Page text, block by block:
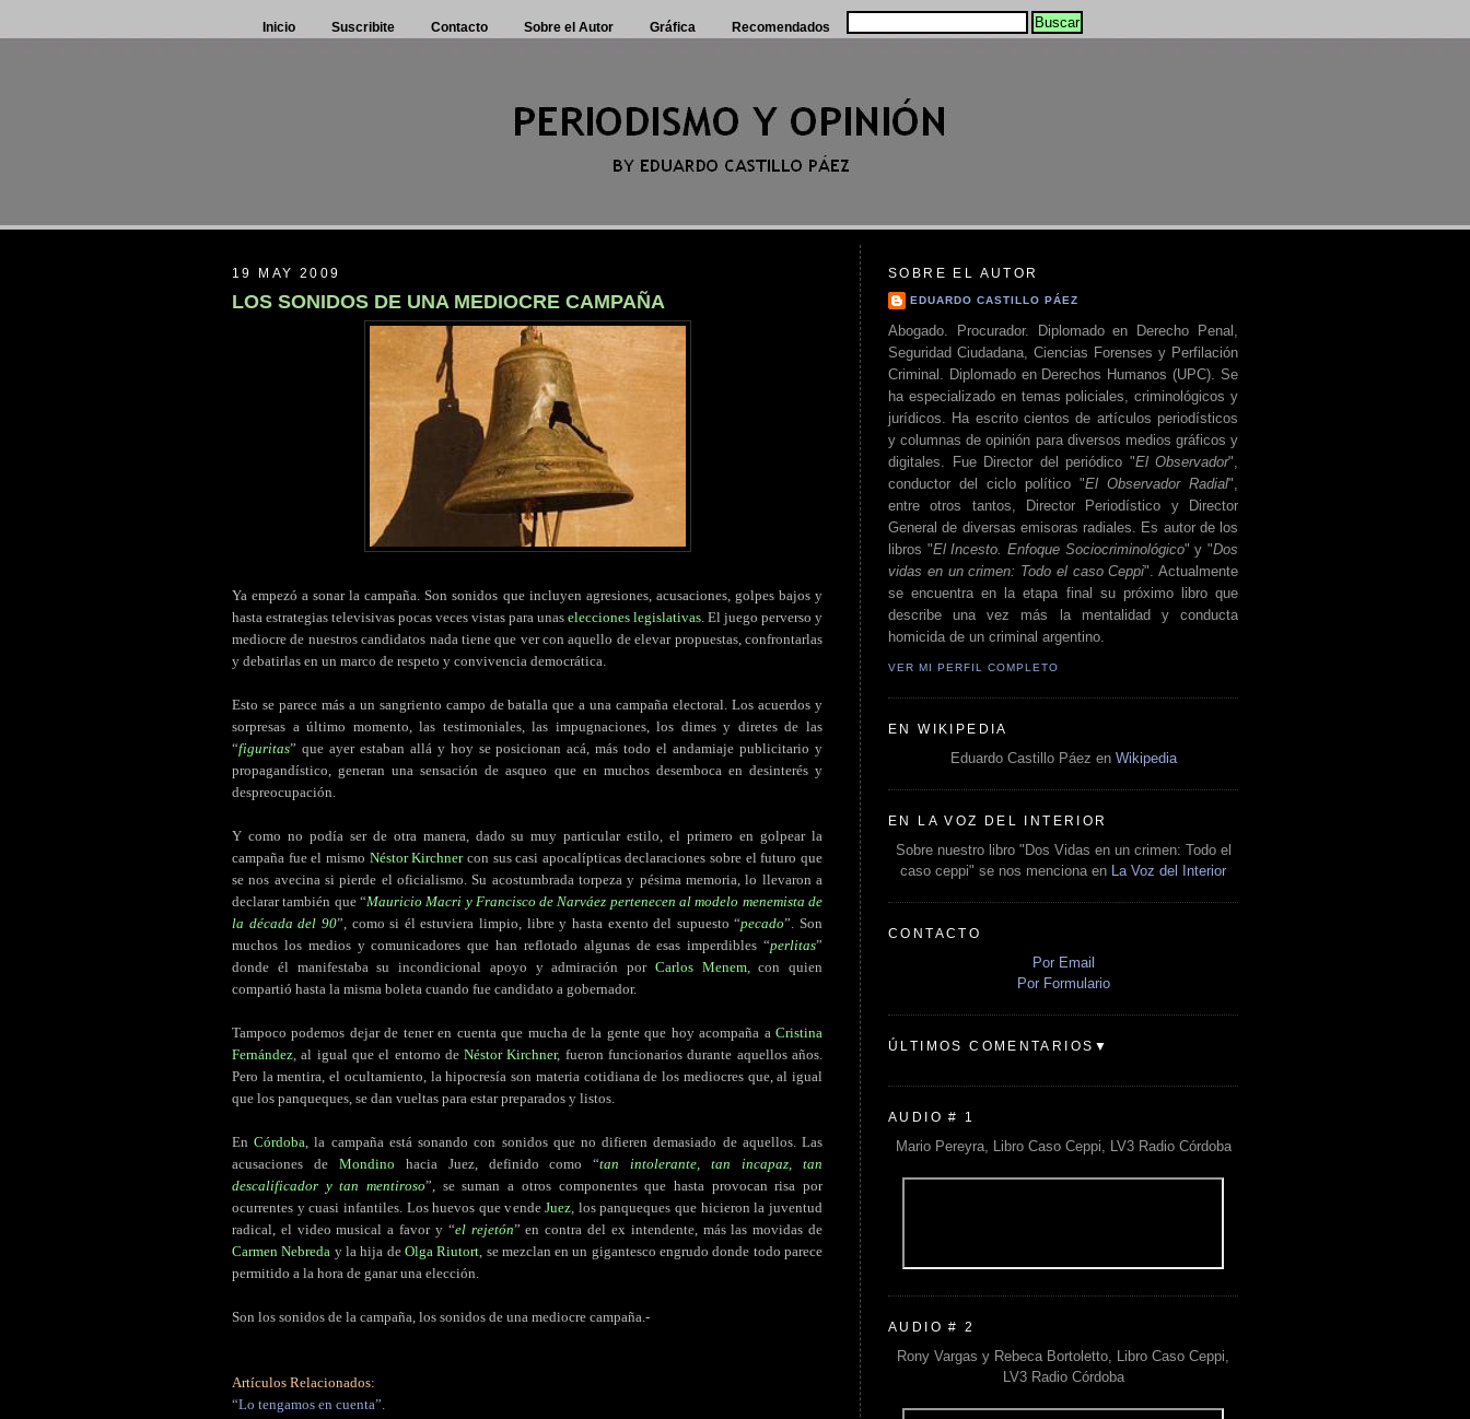
Inicio Suscribite Contacto Sobre el Autor Gráfica Recomendados
19 MAY 2009
LOS SONIDOS DE UNA MEDIOCRE CAMPAÑA
Ya empezó a sonar la campaña. Son sonidos que incluyen agresiones, acusaciones, golpes bajos y
hasta estrategias televisivas pocas veces vistas para unas elecciones legislativas. El juego perverso y
mediocre de nuestros candidatos nada tiene que ver con aquello de elevar propuestas, confrontarlas
y debatirlas en un marco de respeto y convivencia democrática.
Esto se parece más a un sangriento campo de batalla que a una campaña electoral. Los acuerdos y
sorpresas a último momento, las testimoniales, las impugnaciones, los dimes y diretes de las
“figuritas” que ayer estaban allá y hoy se posicionan acá, más todo el andamiaje publicitario y
propagandístico, generan una sensación de asqueo que en muchos desemboca en desinterés y
despreocupación.
Y como no podía ser de otra manera, dado su muy particular estilo, el primero en golpear la
campaña fue el mismo Néstor Kirchnercon sus casi apocalípticas declaraciones sobre el futuro que
se nos avecina si pierde el oficialismo. Su acostumbrada torpeza y pésima memoria, lo llevaron a
declarar también que “Mauricio Macri y Francisco de Narváez pertenecen al modelo menemista de
la década del 90”, como si él estuviera limpio, libre y hasta exento del supuesto “pecado”. Son
muchos los medios y comunicadores que han reflotado algunas de esas imperdibles “perlitas”
donde él manifestaba su incondicional apoyo y admiración por Carlos Menem, con quien
compartió hasta la misma boleta cuando fue candidato a gobernador.
Tampoco podemos dejar de tener en cuenta que mucha de la gente que hoy acompaña a Cristina
Fernández, al igual que el entorno deNéstor Kirchner, fueron funcionarios durante aquellos años.
Pero la mentira, el ocultamiento, la hipocresía son materia cotidiana de los mediocres que, al igual
que los panqueques, se dan vueltas para estar preparados y listos.
EnCórdoba, la campaña está sonando con sonidos que no difieren demasiado de aquellos. Las
acusaciones de Mondino hacia Juez, definido como “tan intolerante, tan incapaz, tan
descalificador y tan mentiroso”, se suman a otros componentes que hasta provocan risa por
ocurrentes y cuasi infantiles. Los huevos que vendeJuez, los panqueques que hicieron la juventud
radical, el video musical a favor y “el rejetón” en contra del ex intendente, más las movidas de
Carmen Nebreda y la hija de Olga Riutort, se mezclan en un gigantesco engrudo donde todo parece
permitido a la hora de ganar una elección.
Son los sonidos de la campaña, los sonidos de una mediocre campaña.-
Artículos Relacionados:
“Lo tengamos en cuenta”.
SOBRE EL AUTOR
EDUARDO CASTILLO PÁEZ
Abogado. Procurador. Diplomado en Derecho Penal,
Seguridad Ciudadana, Ciencias Forenses y Perfilación
Criminal. Diplomado en Derechos Humanos (UPC). Se
ha especializado en temas policiales, criminológicos y
jurídicos. Ha escrito cientos de artículos periodísticos
y columnas de opinión para diversos medios gráficos y
digitales. Fue Director del periódico "El Observador",
conductor del ciclo político "El Observador Radial",
entre otros tantos, Director Periodístico y Director
General de diversas emisoras radiales. Es autor de los
libros "El Incesto. Enfoque Sociocriminológico" y "Dos
vidas en un crimen: Todo el caso Ceppi". Actualmente
se encuentra en la etapa final su próximo libro que
describe una vez más la mentalidad y conducta
homicida de un criminal argentino.
VER MI PERFIL COMPLETO
EN WIKIPEDIA
Eduardo Castillo Páez en Wikipedia
EN LA VOZ DEL INTERIOR
Sobre nuestro libro "Dos Vidas en un crimen: Todo el
caso ceppi" se nos menciona en
La Voz del Interior
CONTACTO
Por Email
Por Formulario
ÚLTIMOS COMENTARIOS▼
AUDIO # 1
Mario Pereyra, Libro Caso Ceppi, LV3 Radio Córdoba
AUDIO # 2
Rony Vargas y Rebeca Bortoletto, Libro Caso Ceppi,
LV3 Radio Córdoba